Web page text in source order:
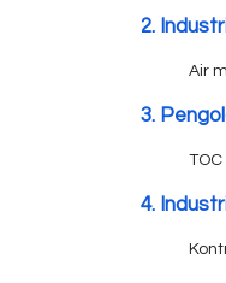
2.
Air
3.
4.